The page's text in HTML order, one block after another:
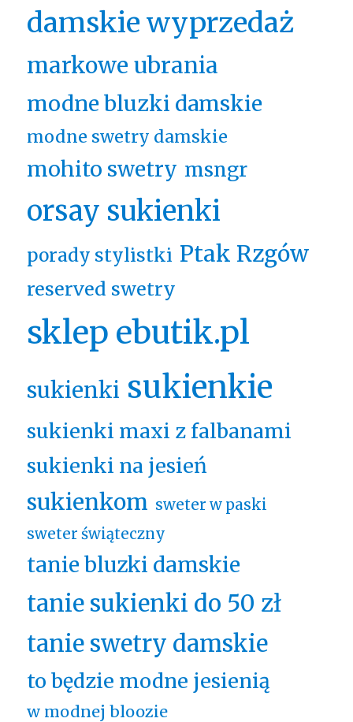
damskie wyprzedaż
markowe ubrania
modne bluzki damskie
modne swetry damskie
mohito swetry msngr
orsay sukienki
porady stylistki Ptak Rzgów
reserved swetry
sklep ebutik.pl
sukienki sukienkie
sukienki maxi z falbanami
sukienki na jesień
sukienkom sweter w paski
sweter świąteczny
tanie bluzki damskie
tanie sukienki do 50 zł
tanie swetry damskie
to będzie modne jesienią
w modnej bloozie